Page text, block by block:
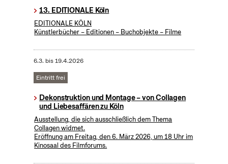
13. EDITIONALE Köln
EDITIONALE KÖLN
Künstlerbücher – Editionen – Buchobjekte – Filme
6.3. bis19.4.2026
Eintritt frei
Dekonstruktion und Montage – von Collagen
und Liebesaffären zu Köln
Ausstellung, die sich ausschließlich dem Thema
Collagen widmet.
Eröffnung am Freitag, den 6. März 2026, um 18 Uhr im
Kinosaal des Filmforums.